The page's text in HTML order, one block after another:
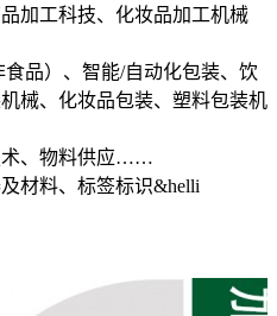
加工科技、化妆品加工机械
品）、智能/自动化包装、饮
械、化妆品包装、塑料包装机
术、物料供应……
材料、标签标识&helli